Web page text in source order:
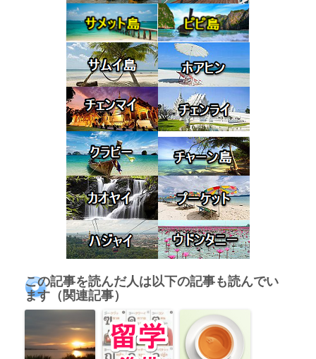
この記事を読んだ人は以下の記事も読んでい
ます（関連記事）